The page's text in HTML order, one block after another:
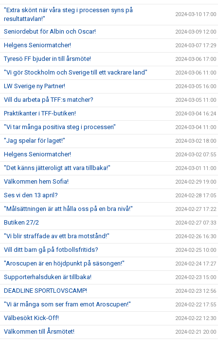
"Extra skönt när våra steg i processen syns på
resultattavlan!"
2024-03-10 17:00
Seniordebut för Albin och Oscar! 2024-03-09 12:00
Helgens Seniormatcher! 2024-03-07 17:29
Tyresö FF bjuder in till årsmöte! 2024-03-06 17:00
"Vi gör Stockholm och Sverige till ett vackrare land" 2024-03-06 11:00
LW Sverige ny Partner! 2024-03-05 16:00
Vill du arbeta på TFF:s matcher? 2024-03-05 11:00
Praktikanter i TFF-butiken! 2024-03-04 16:24
"Vi tar många positiva steg i processen" 2024-03-04 11:00
"Jag spelar för laget!" 2024-03-02 18:00
Helgens Seniormatcher! 2024-03-02 07:55
"Det känns jätteroligt att vara tillbaka!" 2024-03-01 11:00
Välkommen hem Sofia! 2024-02-29 19:00
Ses vi den 13 april? 2024-02-28 17:05
"Målsättningen är att hålla oss på en bra nivå!" 2024-02-27 17:22
Butiken 27/2 2024-02-27 07:33
"Vi blir straffade av ett bra motstånd!" 2024-02-26 16:30
Vill ditt barn gå på fotbollsfritids? 2024-02-25 10:00
"Aroscupen är en höjdpunkt på säsongen!" 2024-02-24 17:27
Supporterhalsduken är tillbaka! 2024-02-23 15:00
DEADLINE SPORTLOVSCAMP! 2024-02-23 12:56
"Vi är många som ser fram emot Aroscupen!" 2024-02-22 17:55
Välbesökt Kick-Off! 2024-02-22 12:30
Välkommen till Årsmötet! 2024-02-21 20:00